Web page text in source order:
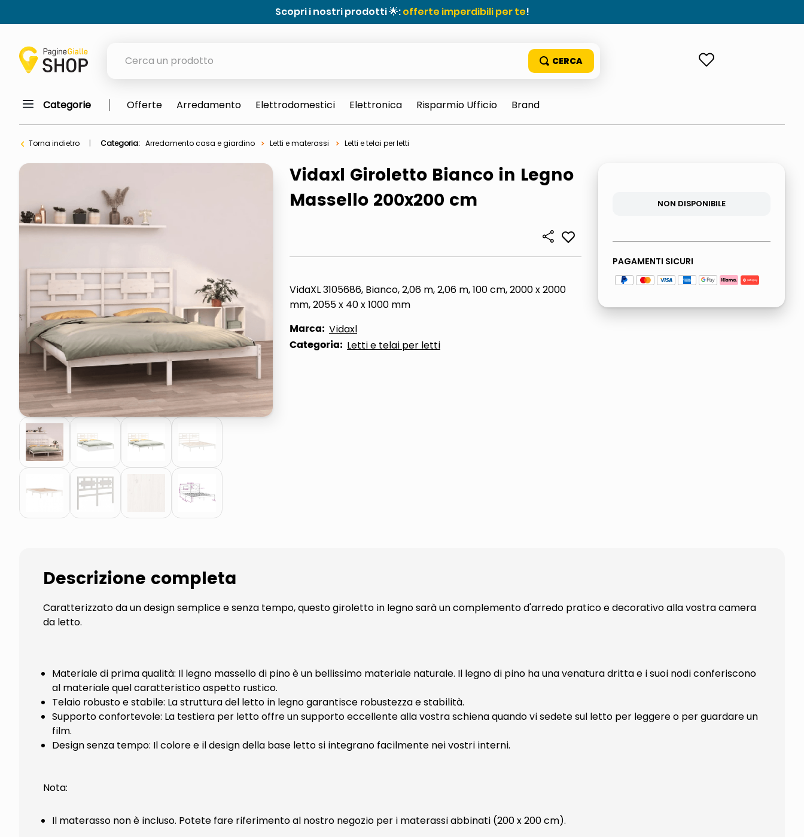
Scopri i nostri prodotti 🌟:offerte imperdibili per te!
meme
italia independent occhiali sole 0703 thin rotondo sun
elenco telefonico
faro solare
Categorie Offerte Arredamento Elettrodomestici Elettronica Risparmio Ufficio Brand
Torna indietro Categoria: Arredamento casa e giardino Letti e materassi Letti e telai per letti
Vidaxl Giroletto Bianco in Legno
Massello 200x200 cm
VidaXL 3105686, Bianco, 2,06 m, 2,06 m, 100 cm, 2000 x 2000
mm, 2055 x 40 x 1000 mm
Marca: Vidaxl
Categoria: Letti e telai per letti
NON DISPONIBILE
PAGAMENTI SICURI
Descrizione completa
Caratterizzato da un design semplice e senza tempo, questo giroletto in legno sarà un complemento d'arredo pratico e decorativo alla vostra camera
da letto.
Materiale di prima qualità: Il legno massello di pino è un bellissimo materiale naturale. Il legno di pino ha una venatura dritta e i suoi nodi conferiscono
al materiale quel caratteristico aspetto rustico.
Telaio robusto e stabile: La struttura del letto in legno garantisce robustezza e stabilità.
Supporto confortevole: La testiera per letto offre un supporto eccellente alla vostra schiena quando vi sedete sul letto per leggere o per guardare un
film.
Design senza tempo: Il colore e il design della base letto si integrano facilmente nei vostri interni.
Nota:
Il materasso non è incluso. Potete fare riferimento al nostro negozio per i materassi abbinati (200 x 200 cm).